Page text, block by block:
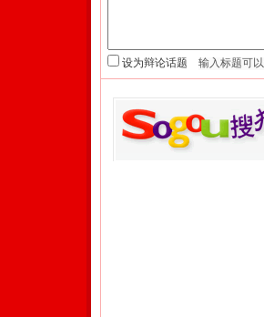
设为辩论话题